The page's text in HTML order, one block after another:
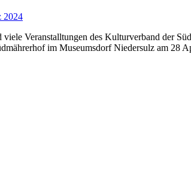
2024
Veranstalltungen des Kulturverband der
im Museumsdorf Niedersulz am 28